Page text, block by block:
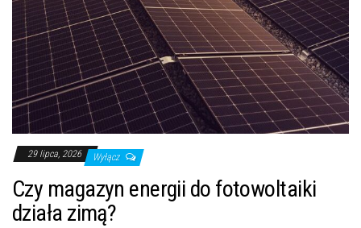
29 lipca, 2026 Wyłącz
Czy magazyn energii do fotowoltaiki
działa zimą?